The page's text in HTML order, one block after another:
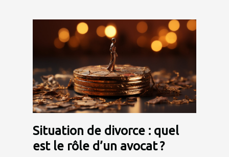
Situation de divorce : quel
est le rôle d’un avocat ?